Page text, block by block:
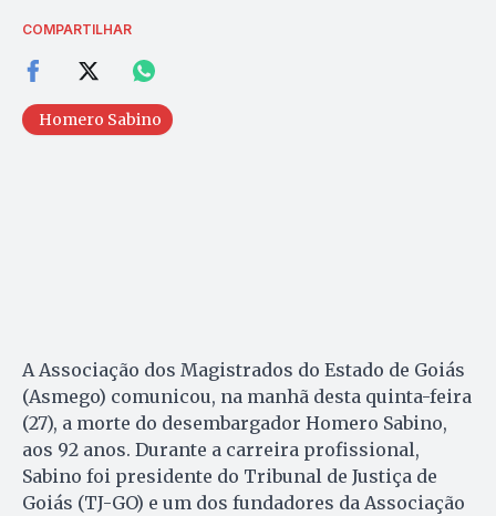
COMPARTILHAR
Homero Sabino
A Associação dos Magistrados do Estado de Goiás
(Asmego) comunicou, na manhã desta quinta-feira
(27), a morte do desembargador Homero Sabino,
aos 92 anos. Durante a carreira profissional,
Sabino foi presidente do Tribunal de Justiça de
Goiás (TJ-GO) e um dos fundadores da Associação